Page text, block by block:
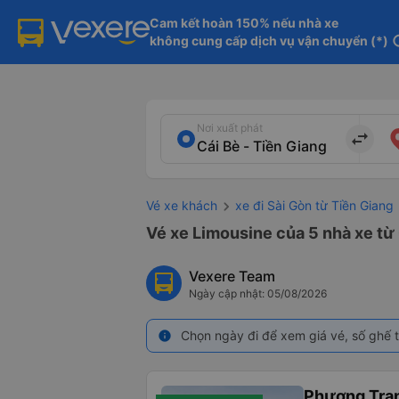
Cam kết hoàn 150% nếu nhà xe
không cung cấp dịch vụ vận chuyển (*)
Nơi xuất phát
import_export
Vé xe khách xe đi Sài Gòn từ Tiền Giang
Vé xe Limousine của 5 nhà xe
Vexere Team
Ngày cập nhật: 05/08/2026
info Chọn ngày đi để xem giá vé, số